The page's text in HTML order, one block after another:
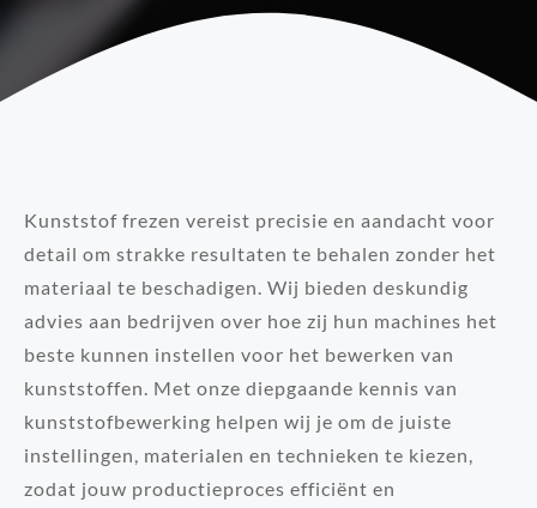
Kunststof frezen vereist precisie en aandacht voor
detail om strakke resultaten te behalen zonder het
materiaal te beschadigen. Wij bieden deskundig
advies aan bedrijven over hoe zij hun machines het
beste kunnen instellen voor het bewerken van
kunststoffen. Met onze diepgaande kennis van
kunststofbewerking helpen wij je om de juiste
instellingen, materialen en technieken te kiezen,
zodat jouw productieproces efficiënt en